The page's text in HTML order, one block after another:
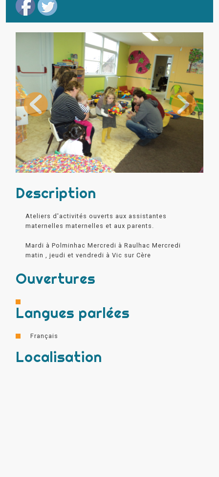
Description
Ateliers d'activités ouverts aux assistantes
maternelles maternelles et aux parents.
Mardi à Polminhac Mercredi à Raulhac Mercredi
matin , jeudi et vendredi à Vic sur Cère
Ouvertures
Langues parlées
Français
Localisation